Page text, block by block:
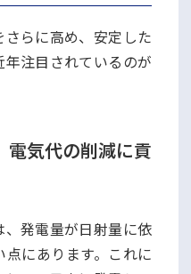
らに高め、安定した
注目されているのが
電気代の削減に貢
発電量が日射量に依
にあります。これに